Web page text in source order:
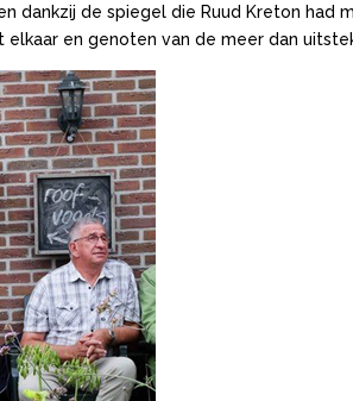
de spiegel die Ruud Kreton had
en genoten van de meer dan